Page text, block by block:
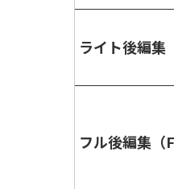
ライト後編集
フル後編集（